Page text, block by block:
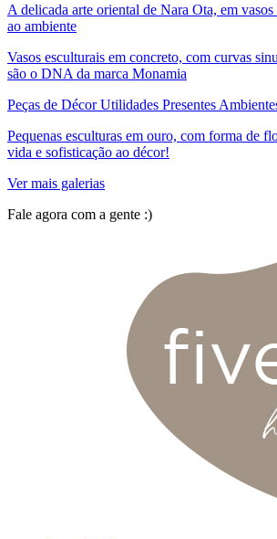
A delicada arte oriental de Nara Ota, em
ao ambiente
Vasos esculturais em concreto, com curvas
são o DNA da marca Monamia
Peças de Décor Utilidades Presentes
Pequenas esculturas em ouro, com forma de
vida e sofisticação ao décor!
Ver mais galerias
Fale agora com a gente :)